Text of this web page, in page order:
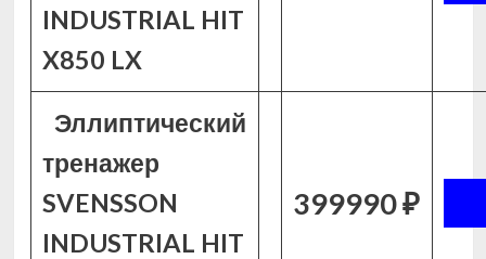
INDUSTRIAL HIT
X850 LX
Эллиптический
тренажер
SVENSSON
INDUSTRIAL HIT
399990 ₽